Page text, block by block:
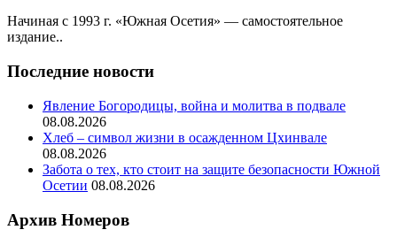
Начиная с 1993 г. «Южная Осетия» — самостоятельное
издание..
Последние новости
Явление Богородицы, война и молитва в подвале
08.08.2026
Хлеб – символ жизни в осажденном Цхинвале
08.08.2026
Забота о тех, кто стоит на защите безопасности Южной
Осетии 08.08.2026
Архив Номеров